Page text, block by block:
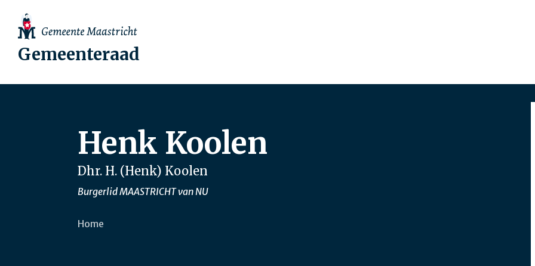
Gemeenteraad
Henk Koolen
Dhr. H. (Henk) Koolen
Burgerlid MAASTRICHT van NU
Home